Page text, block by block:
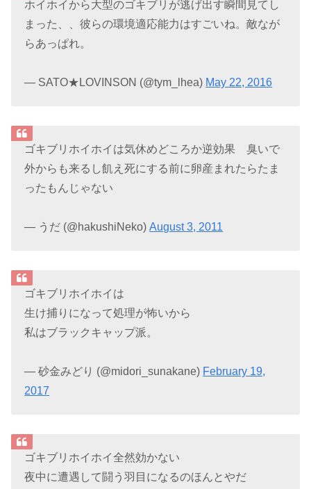
ホイホイから大型のゴキブリが逃げ出す瞬間見てし
まった、、彼らの環境適応能力はすごいね。敵なが
らあっぱれ。
— SATO★LOVINSON (@tym_lhea) May 22, 2016
ゴキブリホイホイは気休めどころか逆効果 臭いで
外からも来るし飢え死にする前に卵産まれたらたま
ったもんじゃない
— うだ (@hakushiNeko)August 3, 2011
ゴキブリホイホイは
生け捕りになって処理が怖いから
私はブラックキャップ派。
— 砂金みどり (@midori_sunakane) February 19,
2017
ゴキブリホイホイ全然効かない
夜中に遭遇して闘う羽目になるのほんとやだ